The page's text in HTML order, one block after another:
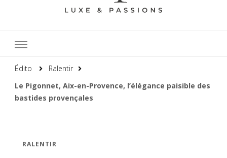
Édito
Ralentir
Le Pigonnet, Aix-en-Provence, l’élégance paisible des
bastides provençales
RALENTIR